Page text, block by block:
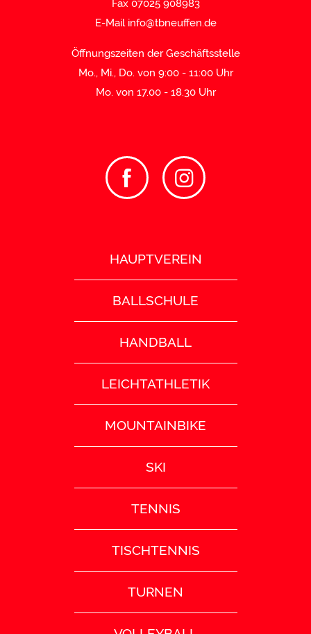
Fax 07025 908983
E-Mail info@tbneuffen.de
Öffnungszeiten der Geschäftsstelle
Mo., Mi., Do. von 9:00 - 11:00 Uhr
Mo. von 17.00 - 18.30 Uhr
HAUPTVEREIN
BALLSCHULE
HANDBALL
LEICHTATHLETIK
MOUNTAINBIKE
SKI
TENNIS
TISCHTENNIS
TURNEN